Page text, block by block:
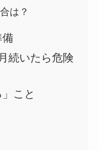
は？
備
続いたら危険
こと